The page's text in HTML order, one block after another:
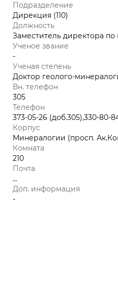
Подразделение
Дирекция (110)
Должность
Заместитель директора по
Ученое звание
-
Ученая степень
Доктор геолого-
Вн. телефон
305
Телефон
373-05-26 (доб.305),330-80-
Корпус
Минералогии (просп.
Комната
210
Почта
...
Доп. информация
-